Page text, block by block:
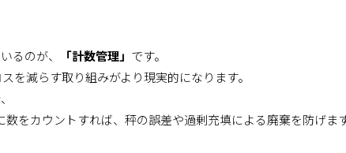
るのが、 「計数管理」 です。
を減らす取り組みがより現実的になります。
をカウントすれば、秤の誤差や過剰充填による廃棄を防げます